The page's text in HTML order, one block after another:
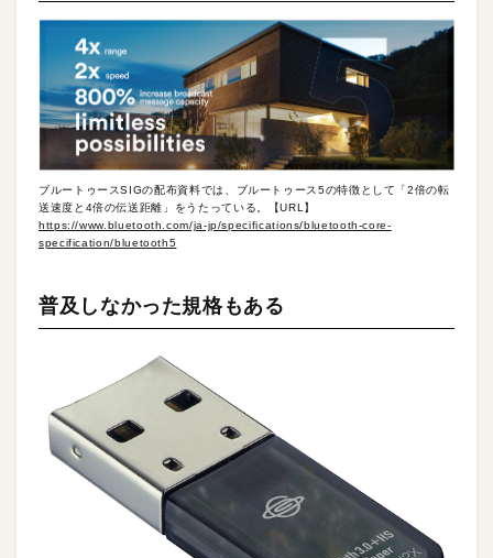
ブルートゥースSIGの配布資料では、ブルートゥース5の特徴として「2倍の転
送速度と4倍の伝送距離」をうたっている。【URL】
https://www.bluetooth.com/ja-jp/specifications/bluetooth-core-
specification/bluetooth5
普及しなかった規格もある